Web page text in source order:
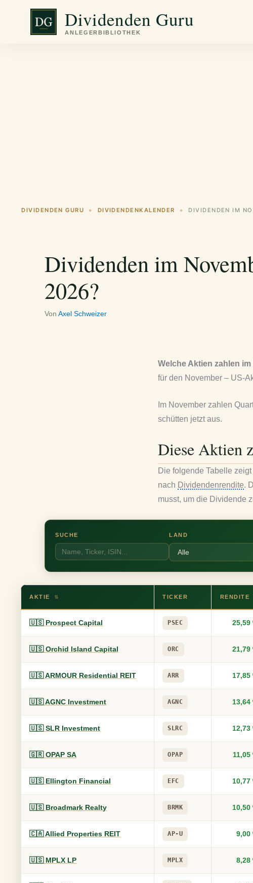
springen
Dividenden Guru
DIVIDENDEN GURU ◆ DIVIDENDENKALENDER ◆ DIVIDENDEN IM
Dividenden im
2026?
VonAxel Schweizer
Welche Aktien zahlen
für den November – US-
Im November zahlen
schütten jetzt aus.
Diese Aktien
Die folgende Tabelle
nach Dividendenrendite.
musst, um die Dividende
SUCHE LAND
AKTIE ⇅ TICKER RENDITE
🇺🇸 Prospect Capital PSEC 25,59
🇺🇸 Orchid Island Capital ORC 21,79
🇺🇸 ARMOUR Residential REIT ARR 17,85
🇺🇸 AGNC Investment AGNC 13,64
🇺🇸 SLR Investment SLRC 12,73
🇬🇷 OPAP SA OPAP 11,05
🇺🇸 Ellington Financial EFC 10,77
🇺🇸 Broadmark Realty BRMK 10,50
🇨🇦 Allied Properties REIT AP-U 9,00
🇺🇸 MPLX LP MPLX 8,28